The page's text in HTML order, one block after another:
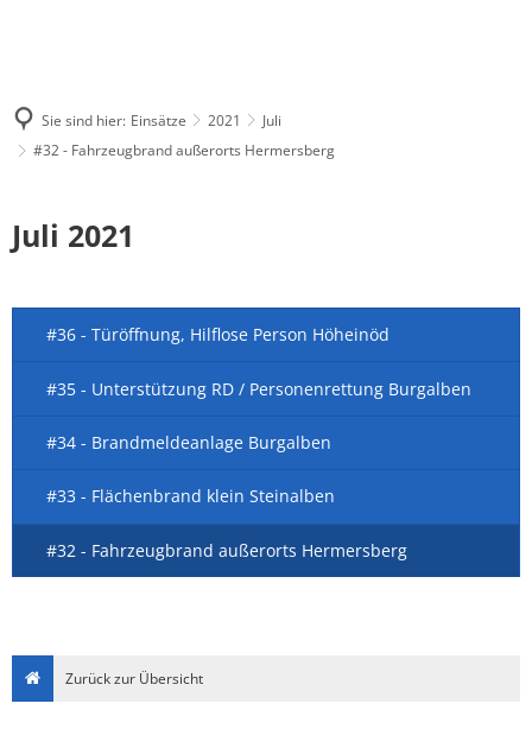
Sie sind hier: Einsätze 2021
Juli
#32 - Fahrzeugbrand außerorts Hermersberg
Juli 2021
#36 - Türöffnung, Hilflose Person Höheinöd
#35 - Unterstützung RD / Personenrettung Burgalben
#34 - Brandmeldeanlage Burgalben
#33 - Flächenbrand klein Steinalben
#32 - Fahrzeugbrand außerorts Hermersberg
Zurück zur Übersicht